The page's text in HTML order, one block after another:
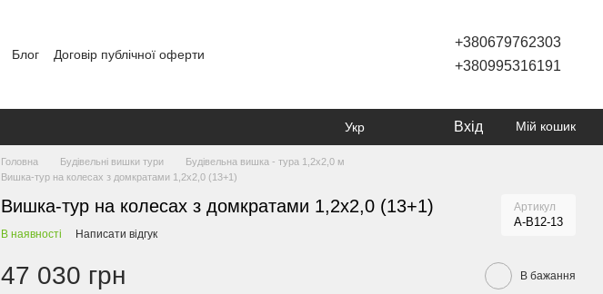
Блог
Договір публічної оферти
+380679762303
+380995316191
Укр Вхід Мій кошик
Головна Будівельні вишки тури
Будівельна вишка - тура 1,2х2,0 м
Вишка-тур на колесах з домкратами 1,2х2,0 (13+1)
Вишка-тур на колесах з домкратами 1,2х2,0 (13+1) Артикул
А-В12-13
В наявності Написати відгук
47 030 грн В бажання